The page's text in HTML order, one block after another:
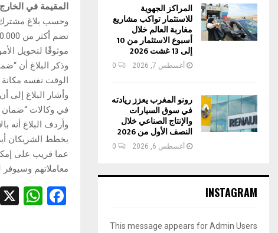
المقيمة في
موثوقًا لتحويل
الوقت نفسه مكانة
وأشار البلاغ
في وكالات “ضمان
وأردف البلاغ أنه
يخطط الشريكان
عما قريب على
معاملاتهم وسيوفر
F
W
المراكز الجهوية
للاستثمار تواكب مشاريع
مغاربة العالم خلال
أسبوع الاستثمار من 10
إلى 13 غشت 2026
أغسطس 7, 2026 0
رونو المغرب يعزز ريادته
في سوق السيارات
والإنتاج الصناعي خلال
النصف الأول من 2026
أغسطس 6, 2026 0
INSTAGRAM
This message appears for Admin Users